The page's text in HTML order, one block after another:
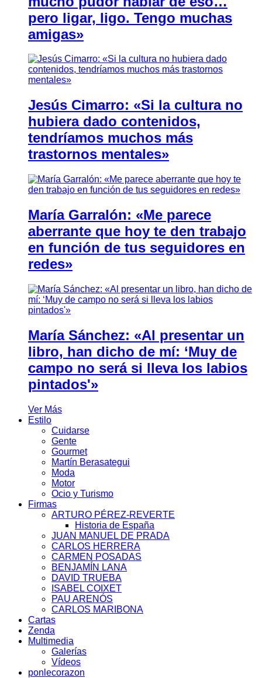
pero ligar, ligo. Tengo muchas
amigas»
Jesús Cimarro: «Si la cultura no
hubiera dado contenidos,
tendríamos muchos más
trastornos mentales»
María Garralón: «Me parece
aberrante que hoy te den trabajo
en función de tus seguidores en
redes»
María Sánchez: «Al presentar un
libro, han dicho de mí: ‘Muy de
campo no será si lleva los labios
pintados'»
Ver Más
Estilo
Cuidarse
Gente
Gourmet
Martín Berasategui
Moda
Motor
Ocio y Turismo
Firmas
ARTURO PÉREZ-REVERTE
Historia de España
JUAN MANUEL DE PRADA
CARLOS HERRERA
CARMEN POSADAS
BENJAMÍN LANA
DAVID TRUEBA
ISABEL COIXET
PAU ARENÓS
CARLOS MARIBONA
Cartas
Zenda
Multimedia
Galerías
Vídeos
ponlecorazon